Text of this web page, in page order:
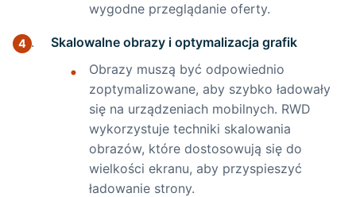
wygodne przeglądanie oferty.
Skalowalne obrazy i optymalizacja grafik
Obrazy muszą być odpowiednio
zoptymalizowane, aby szybko ładowały
się na urządzeniach mobilnych. RWD
wykorzystuje techniki skalowania
obrazów, które dostosowują się do
wielkości ekranu, aby przyspieszyć
ładowanie strony.